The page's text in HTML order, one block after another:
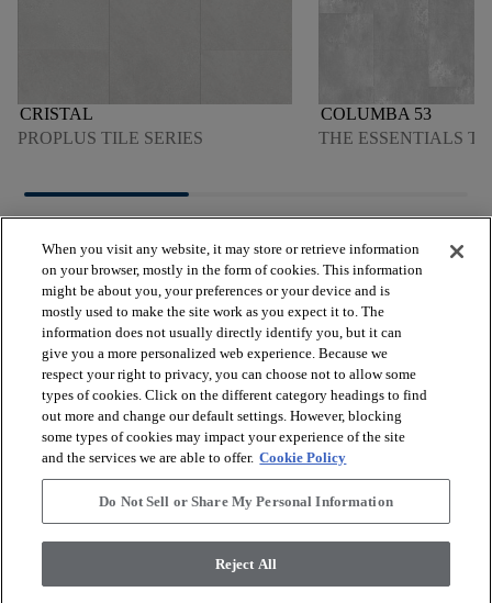
CRISTAL
PROPLUS TILE SERIES
COLUMBA 53
THE ESSENTIALS
VER LOS PRODUCTOS
HERRAMIENTAS ÚTILES
QUIÉNES SOMOS arrow_forward_ios
When you visit any website, it may store or retrieve information
on your browser, mostly in the form of cookies. This information
might be about you, your preferences or your device and is
mostly used to make the site work as you expect it to. The
information does not usually directly identify you, but it can
give you a more personalized web experience. Because we
respect your right to privacy, you can choose not to allow some
types of cookies. Click on the different category headings to find
out more and change our default settings. However, blocking
some types of cookies may impact your experience of the site
and the services we are able to offer. Cookie Policy
Do Not Sell or Share My Personal Information
Reject All